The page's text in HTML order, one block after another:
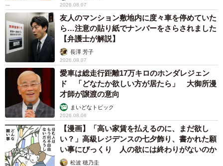
「猫は“選んできてくれる”って言うんです。テンは、私に笑
顔と自信をもう一度くれました。私にとって神様みたいな
存在です」
守るべき命でありながら、自分自身も救われた。お話を聞
くと、そんな関係性が伝わってきます。
「猫って最高」共感広がる
投稿には、「読んでいて涙が出ました」「猫は本当に人生
を変えますよね」「お迎えのふみふみ、想像するだけで幸
せ」といった声が寄せられています。
2026.08.07
友人のマンション敷地内に度々車を停めていた
ら…注意の貼り紙でナンバーをさらされました
【弁護士が解説】
長澤 芳子
2026.08.07
愛車は総走行距離17万キロのホンダレジェン
ド 「どなたか欲しい方が居たら」 大御所漫
才師が譲渡の意向
まいどなトピック
2026.08.06
【漫画】「高い家賃を払えるのに、まだ欲し
い？」高級レジデンスの七夕飾り、書かれた願
い事にびっくり 人の欲には終わりがないのか
松波 穂乃圭